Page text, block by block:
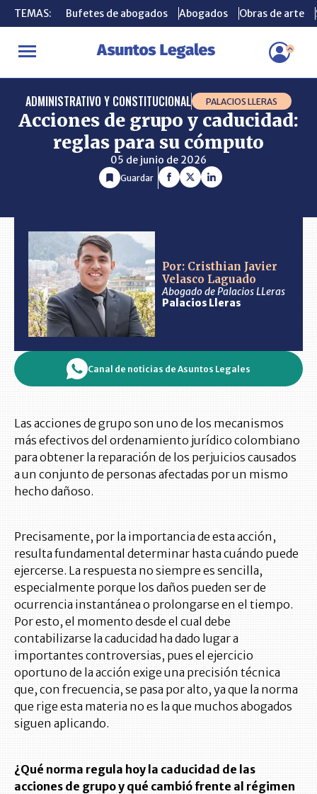
TEMAS: Bufetes de abogados Abogados Obras de arte
INICIO CONSULTORIO Acciones de grupo y caducidad: reglas
TEMAS: Bufetes de abogados Abogados Obras de arte
ADMINISTRATIVO Y CONSTITUCIONAL PALACIOS LLERAS
Acciones de grupo y caducidad:
reglas para su cómputo
05 de junio de 2026
Guardar
Por: Cristhian Javier
Velasco Laguado
Abogado de Palacios LLeras
Palacios Lleras
Canal de noticias de Asuntos Legales
Las acciones de grupo son uno de los mecanismos
más efectivos del ordenamiento jurídico colombiano
para obtener la reparación de los perjuicios causados
a un conjunto de personas afectadas por un mismo
hecho dañoso.
Precisamente, por la importancia de esta acción,
resulta fundamental determinar hasta cuándo puede
ejercerse. La respuesta no siempre es sencilla,
especialmente porque los daños pueden ser de
ocurrencia instantánea o prolongarse en el tiempo.
Por esto, el momento desde el cual debe
contabilizarse la caducidad ha dado lugar a
importantes controversias, pues el ejercicio
oportuno de la acción exige una precisión técnica
que, con frecuencia, se pasa por alto, ya que la norma
que rige esta materia no es la que muchos abogados
siguen aplicando.
¿Qué norma regula hoy la caducidad de las
acciones de grupo y qué cambió frente al régimen